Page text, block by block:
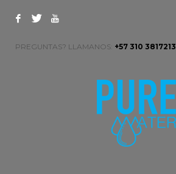
PREGUNTAS? LLAMANOS: +57 310 3817213